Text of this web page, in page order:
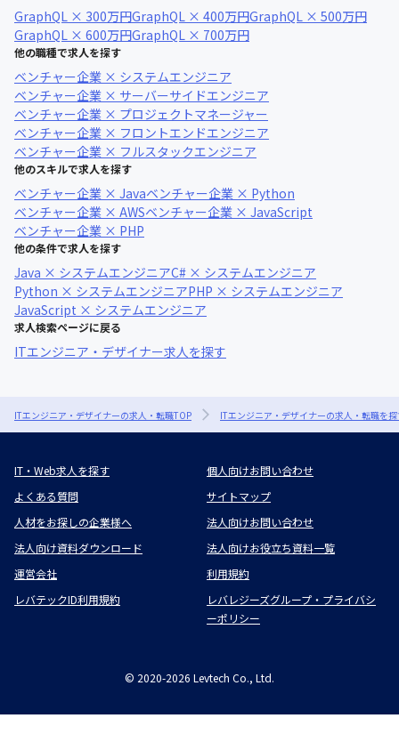
GraphQL × 300万円GraphQL × 400万円GraphQL × 500万円
GraphQL × 600万円GraphQL × 700万円
他の職種で求人を探す
ベンチャー企業 × システムエンジニア
ベンチャー企業 × サーバーサイドエンジニア
ベンチャー企業 × プロジェクトマネージャー
ベンチャー企業 × フロントエンドエンジニア
ベンチャー企業 × フルスタックエンジニア
他のスキルで求人を探す
ベンチャー企業 × Javaベンチャー企業 × Python
ベンチャー企業 × AWSベンチャー企業 × JavaScript
ベンチャー企業 × PHP
他の条件で求人を探す
Java × システムエンジニアC# × システムエンジニア
Python × システムエンジニアPHP × システムエンジニア
JavaScript × システムエンジニア
求人検索ページに戻る
ITエンジニア・デザイナー求人を探す
ITエンジニア・デザイナーの求人・転職TOP ITエンジニア・デザイナーの求人・転職を
IT・Web求人を探す
個人向けお問い合わせ
よくある質問
サイトマップ
人材をお探しの企業様へ
法人向けお問い合わせ
法人向け資料ダウンロード
法人向けお役立ち資料一覧
運営会社
利用規約
レバテックID利用規約
レバレジーズグループ・プライバシ
ーポリシー
© 2020-2026 Levtech Co., Ltd.